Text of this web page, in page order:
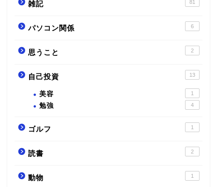
雑記 81
パソコン関係 6
思うこと 2
自己投資 13
美容 1
勉強 4
ゴルフ 1
読書 2
動物 1